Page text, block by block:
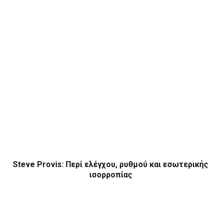
Steve Provis: Περί ελέγχου, ρυθμού και εσωτερικής
ισορροπίας